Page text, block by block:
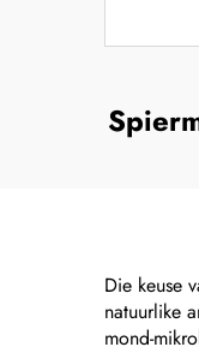
Die keuse
natuurlike
mond-